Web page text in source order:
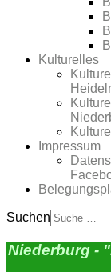
Kulturelles
Impressum
Suchen
Niederburg -